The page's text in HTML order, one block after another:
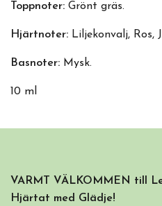
Toppnoter: Grönt gräs.
Hjärtnoter: Liljekonvalj, Ros,
Basnoter: Mysk.
10 ml
VARMT VÄLKOMMEN till
Hjärtat med Glädje!